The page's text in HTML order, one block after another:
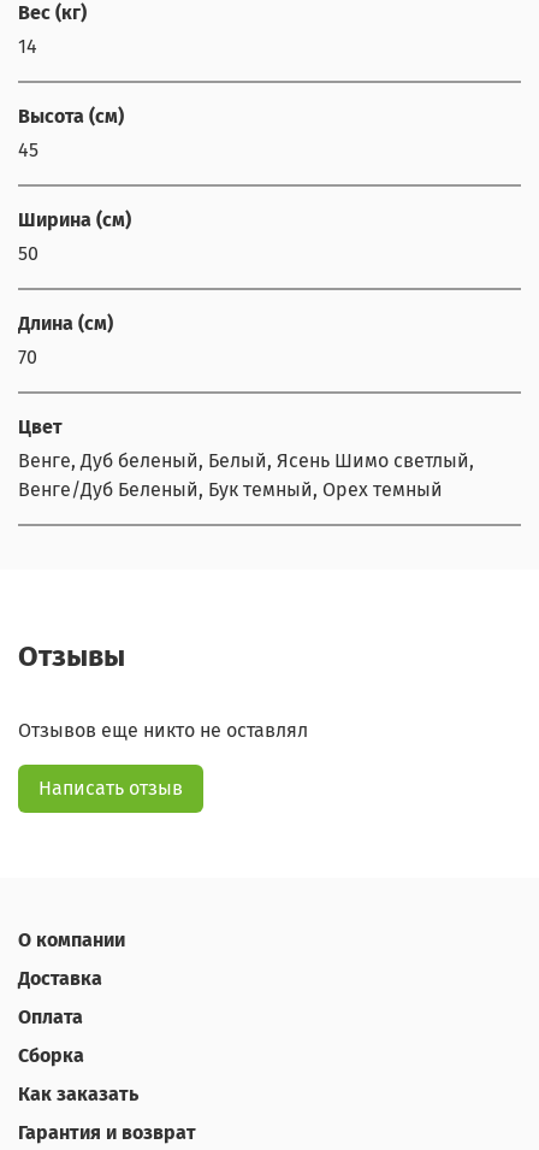
Вес (кг)
14
Высота (см)
45
Ширина (см)
50
Длина (см)
70
Цвет
Венге, Дуб беленый, Белый, Ясень Шимо светлый,
Венге/Дуб Беленый, Бук темный, Орех темный
Отзывы
Отзывов еще никто не оставлял
Написать отзыв
О компании
Доставка
Оплата
Сборка
Как заказать
Гарантия и возврат